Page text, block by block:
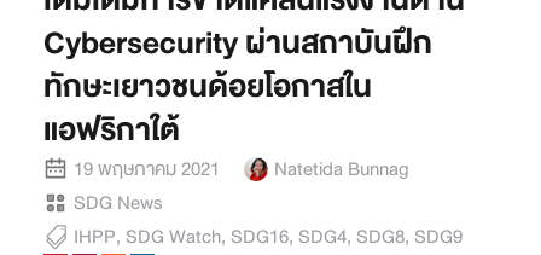
Cybersecurity ผ่านสถาบันฝึก
ทักษะเยาวชนด้อยโอกาสใน
แอฟริกาใต้
19 พฤษภาคม 2021
Natetida Bunnag
SDG News
IHPP, SDG Watch, SDG16, SDG4, SDG8, SDG9